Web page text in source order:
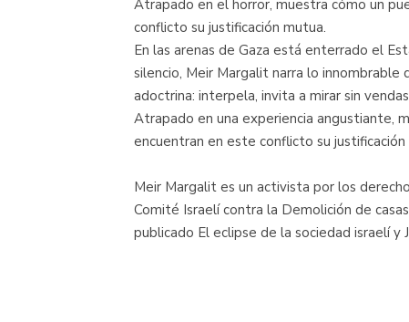
Atrapado en el horror, muestra cómo un
conflicto su justificación mutua.
En las arenas de Gaza está enterrado el
silencio, Meir Margalit narra lo
adoctrina: interpela, invita a mirar sin
Atrapado en una experiencia angustiante,
encuentran en este conflicto su justificación
Meir Margalit es un activista por los
Comité Israelí contra la Demolición de
publicado El eclipse de la sociedad israelí y